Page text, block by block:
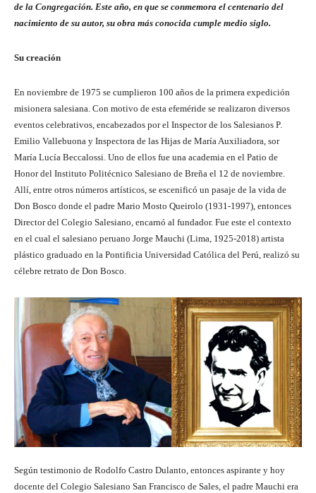
de la Congregación. Este año, en que se conmemora el centenario del
nacimiento de su autor, su obra más conocida cumple medio siglo.
Su creación
En noviembre de 1975 se cumplieron 100 años de la primera expedición
misionera salesiana. Con motivo de esta efeméride se realizaron diversos
eventos celebrativos, encabezados por el Inspector de los Salesianos P.
Emilio Vallebuona y Inspectora de las Hijas de María Auxiliadora, sor
María Lucía Beccalossi. Uno de ellos fue una academia en el Patio de
Honor del Instituto Politécnico Salesiano de Breña el 12 de noviembre.
Allí, entre otros números artísticos, se escenificó un pasaje de la vida de
Don Bosco donde el padre Mario Mosto Queirolo (1931-1997), entonces
Director del Colegio Salesiano, encarnó al fundador. Fue este el contexto
en el cual el salesiano peruano Jorge Mauchi (Lima, 1925-2018) artista
plástico graduado en la Pontificia Universidad Católica del Perú, realizó su
célebre retrato de Don Bosco.
Según testimonio de Rodolfo Castro Dulanto, entonces aspirante y hoy
docente del Colegio Salesiano San Francisco de Sales, el padre Mauchi era